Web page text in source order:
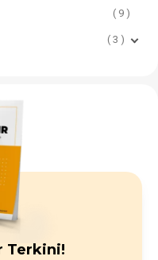
9
3
Terkini!